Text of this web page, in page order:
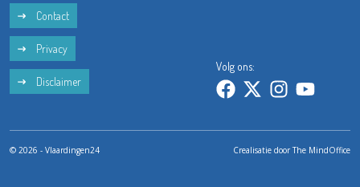
Contact
Privacy
Disclaimer
Volg ons:
© 2026 - Vlaardingen24 Crealisatie doorThe MindOffice